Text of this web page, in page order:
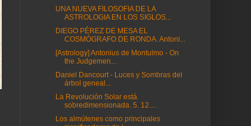
UNA NUEVA FILOSOFIA DE LA
ASTROLOGIA EN LOS SIGLOS...
DIEGO PÉREZ DE MESA EL
COSMÓGRAFO DE RONDA. Antoni...
[Astrology] Antonius de Montulmo - On
the Judgemen...
Daniel Dancourt - Luces y Sombras del
árbol geneal...
La Revolución Solar está
sobredimensionada. 5. 12....
Los almútenes como principales